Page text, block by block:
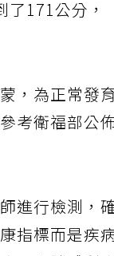
171公分，
，為正常發育
考衛福部公佈
進行檢測，
指標而是疾